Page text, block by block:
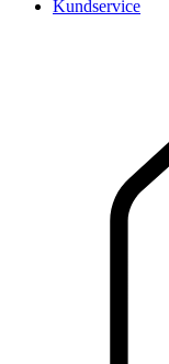
Kundservice